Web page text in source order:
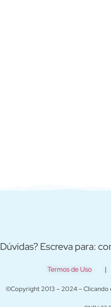
Dúvidas? Escreva para:
Termos de Uso
©Copyright 2013 – 2024 – Clicando